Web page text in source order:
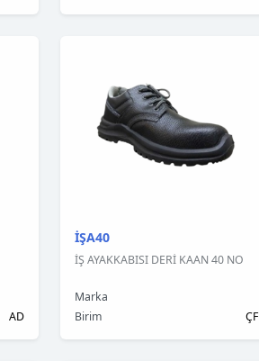
AD
İŞA40
İŞ AYAKKABISI DERİ KAAN 40 NO
Marka
Birim
ÇF